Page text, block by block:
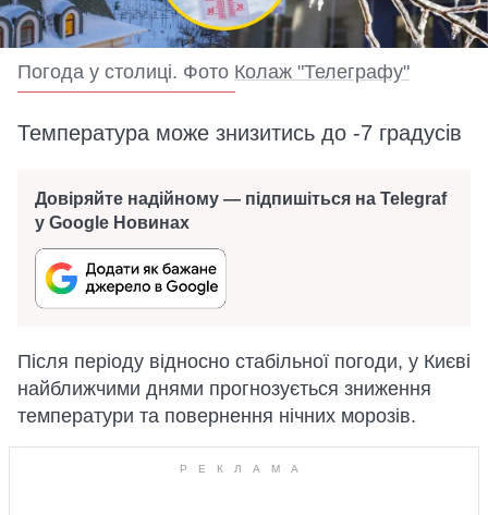
Погода у столиці. Фото Колаж "Телеграфу"
Температура може знизитись до -7 градусів
Довіряйте надійному — підпишіться на Telegraf
у Google Новинах
Після періоду відносно стабільної погоди, у Києві
найближчими днями прогнозується зниження
температури та повернення нічних морозів.